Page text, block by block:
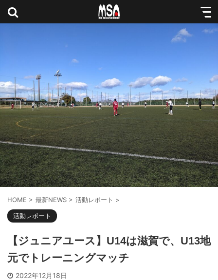
HOME > 最新NEWS > 活動レポート >
活動レポート
【ジュニアユース】U14は滋賀で、U13地
元でトレーニングマッチ
2022年12月18日